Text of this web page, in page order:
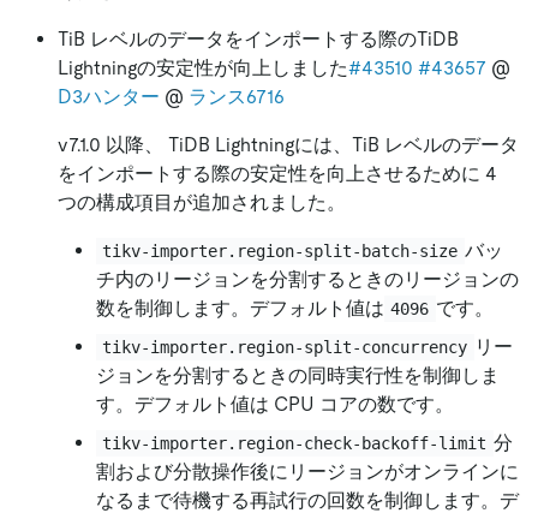
TiB レベルのデータをインポートする際のTiDB
Lightningの安定性が向上しました#43510 #43657 @
D3ハンター @ ランス6716
v7.1.0 以降、 TiDB Lightningには、TiB レベルのデータ
をインポートする際の安定性を向上させるために 4
つの構成項目が追加されました。
tikv-importer.region-split-batch-size バッ
チ内のリージョンを分割するときのリージョンの
数を制御します。デフォルト値は 4096 です。
tikv-importer.region-split-concurrency リー
ジョンを分割するときの同時実行性を制御しま
す。デフォルト値は CPU コアの数です。
tikv-importer.region-check-backoff-limit 分
割および分散操作後にリージョンがオンラインに
なるまで待機する再試行の回数を制御します。デ